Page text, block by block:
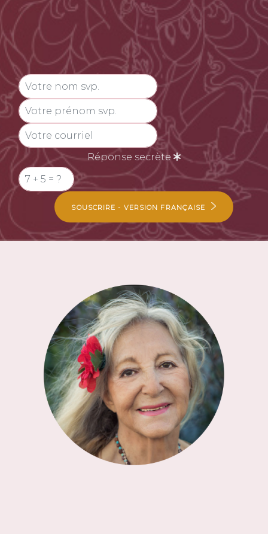
Réponse secrète
SOUSCRIRE - VERSION FRANÇAISE